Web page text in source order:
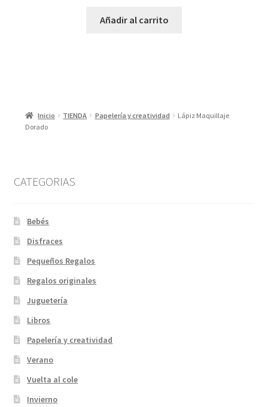
Añadir al carrito
Inicio TIENDA Papelería y creatividad
Lápiz Maquillaje
Dorado
CATEGORIAS
Bebés
Disfraces
Pequeños Regalos
Regalos originales
Juguetería
Libros
Papelería y creatividad
Verano
Vuelta al cole
Invierno